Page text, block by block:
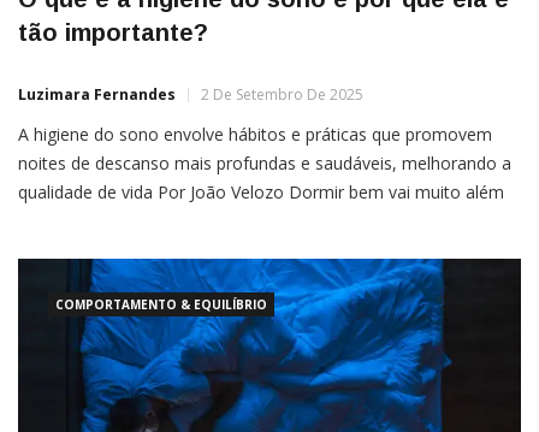
tão importante?
Luzimara Fernandes 2 De Setembro De 2025
A higiene do sono envolve hábitos e práticas que promovem
noites de descanso mais profundas e saudáveis, melhorando a
qualidade de vida Por João Velozo Dormir bem vai muito além
COMPORTAMENTO & EQUILÍBRIO